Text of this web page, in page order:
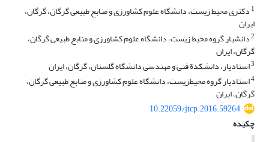
1 دکتری محیط ‌زیست، دانشگاه علوم کشاورزی و منابع طبیعی ‌گرگان، گرگان،
ایران
2دانشیار گروه محیط‌ زیست، دانشگاه علوم کشاورزی و منابع طبیعی ‌گرگان،
گرگان، ایران
3استادیار، دانشکدة فنی و مهندسی دانشگاه گلستان، گرگان، ایران
4استادیار گروه محیط‌زیست، دانشگاه علوم کشاورزی و منابع طبیعی ‌گرگان،
گرگان، ایران
10.22059/jtcp.2016.59264
چکیده